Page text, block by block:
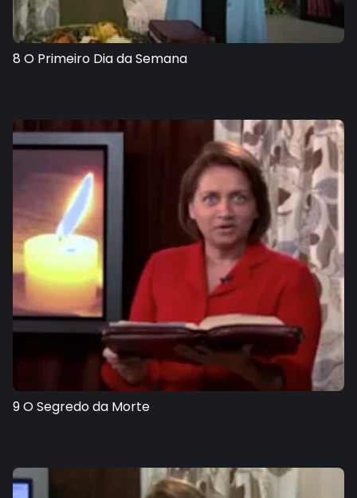
8 O Primeiro Dia da Semana
9 O Segredo da Morte